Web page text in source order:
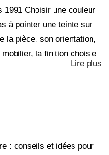
1991 Choisir une couleur
à pointer une teinte sur
la pièce, son orientation,
la finition choisie
Lire plus
: conseils et idées pour